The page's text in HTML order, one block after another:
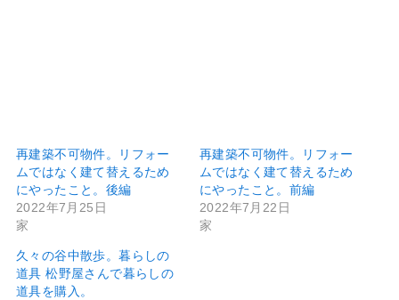
再建築不可物件。リフォー
ムではなく建て替えるため
にやったこと。後編
2022年7月25日
家
再建築不可物件。リフォー
ムではなく建て替えるため
にやったこと。前編
2022年7月22日
家
久々の谷中散歩。暮らしの
道具 松野屋さんで暮らしの
道具を購入。